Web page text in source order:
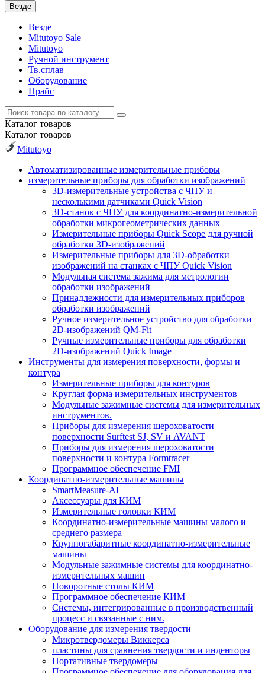
Везде
Везде
Mitutoyo Sale
Mitutoyo
Ручной инструмент
Тв.сплав
Оборудование
Прайс
Каталог товаров
Каталог товаров
Mitutoyo
Автоматизированные измерительные приборы
измерительные приборы для обработки изображений
3D-измерительные устройства с ЧПУ и
несколькими датчиками Quick Vision
3D-станок с ЧПУ для координатно-измерительной
обработки микрогеометрических данных
Измерительные приборы Quick Scope для ручной
обработки 3D-изображений
Измерительные приборы для 3D-обработки
изображений на станках с ЧПУ Quick Vision
Модульная система зажима для метрологии
обработки изображений
Принадлежности для измерительных приборов
обработки изображений
Ручное измерительное устройство для обработки
2D-изображений QM-Fit
Ручные измерительные приборы для обработки
2D-изображений Quick Image
Инструменты для измерения поверхности, формы и
контура
Измерительные приборы для контуров
Круглая форма измерительных инструментов
Модульные зажимные системы для измерительных
инструментов.
Приборы для измерения шероховатости
поверхности Surftest SJ, SV и AVANT
Приборы для измерения шероховатости
поверхности и контура Formtracer
Программное обеспечение FMI
Координатно-измерительные машины
SmartMeasure-AL
Аксессуары для КИМ
Измерительные головки КИМ
Координатно-измерительные машины малого и
среднего размера
Крупногабаритные координатно-измерительные
машины
Модульные зажимные системы для координатно-
измерительных машин
Поворотные столы КИМ
Программное обеспечение КИМ
Системы, интегрированные в производственный
процесс и связанные с ним.
Оборудование для измерения твердости
Микротвердомеры Виккерса
пластины для сравнения твердости и инденторы
Портативные твердомеры